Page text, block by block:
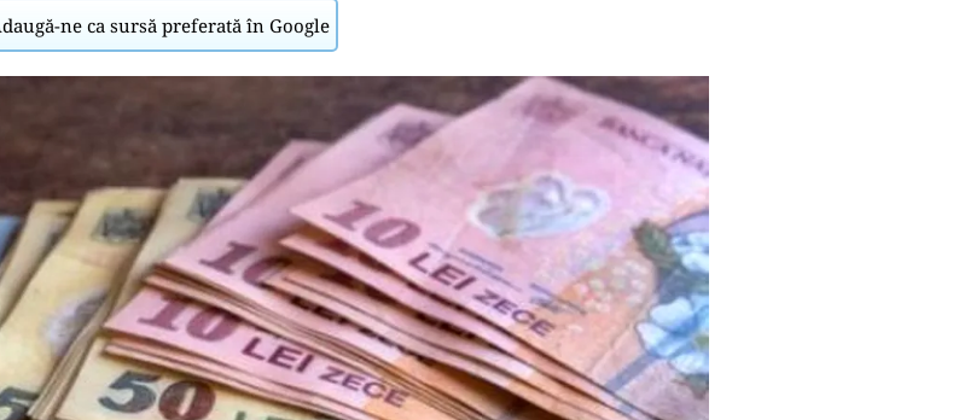
ne ca sursă preferată în Google